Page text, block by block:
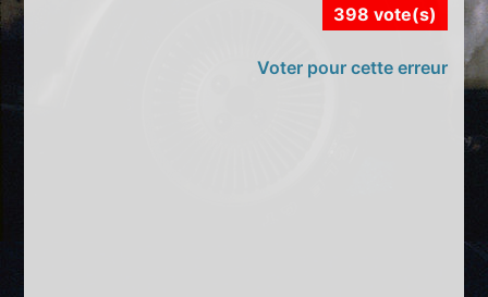
398 vote(s)
Voter pour cette erreur